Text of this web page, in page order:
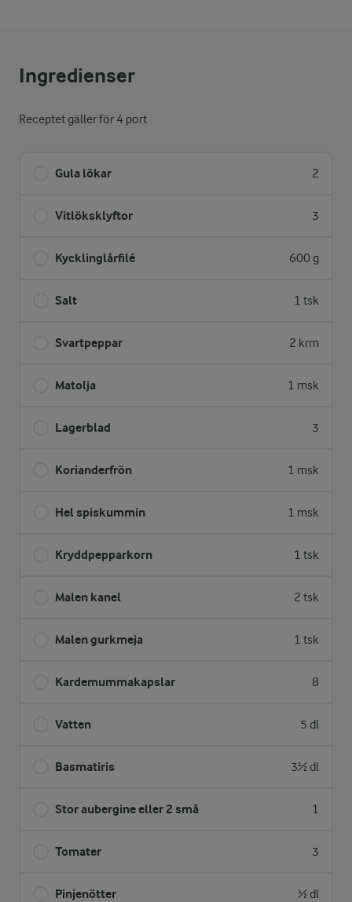
Ingredienser
Receptet gäller för 4 port
Gula lökar 2
Vitlöksklyftor 3
Kycklinglårfilé 600 g
Salt 1 tsk
Svartpeppar 2 krm
Matolja 1 msk
Lagerblad 3
Korianderfrön 1 msk
Hel spiskummin 1 msk
Kryddpepparkorn 1 tsk
Malen kanel 2 tsk
Malen gurkmeja 1 tsk
Kardemummakapslar 8
Vatten 5 dl
Basmatiris 3½ dl
Stor aubergine eller 2 små 1
Tomater 3
Pinjenötter ½ dl